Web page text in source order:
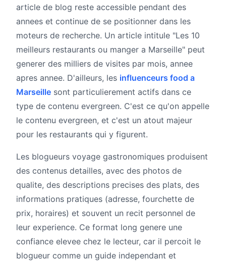
article de blog reste accessible pendant des
annees et continue de se positionner dans les
moteurs de recherche. Un article intitule "Les 10
meilleurs restaurants ou manger a Marseille" peut
generer des milliers de visites par mois, annee
apres annee. D'ailleurs, les influenceurs food a
Marseille sont particulierement actifs dans ce
type de contenu evergreen. C'est ce qu'on appelle
le contenu evergreen, et c'est un atout majeur
pour les restaurants qui y figurent.
Les blogueurs voyage gastronomiques produisent
des contenus detailles, avec des photos de
qualite, des descriptions precises des plats, des
informations pratiques (adresse, fourchette de
prix, horaires) et souvent un recit personnel de
leur experience. Ce format long genere une
confiance elevee chez le lecteur, car il percoit le
blogueur comme un guide independant et